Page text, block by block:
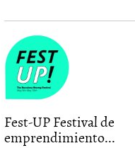
Fest-UP Festival de
emprendimiento...